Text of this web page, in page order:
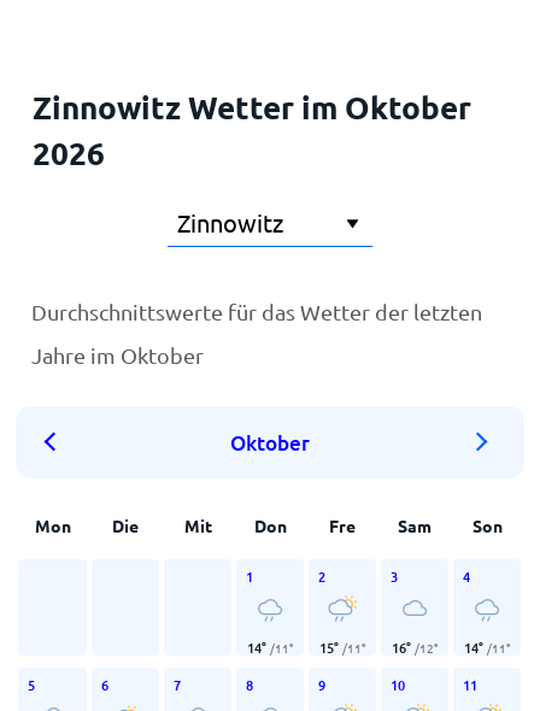
Zinnowitz Wetter im Oktober
2026
Durchschnittswerte für das Wetter der letzten
Jahre im Oktober
Oktober
Mon Die Mit Don Fre Sam Son
1
14° /11°
2
15° /11°
3
16° /12°
4
14° /11°
5 6 7 8 9 10 11